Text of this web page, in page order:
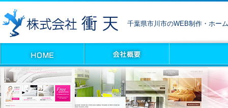
千葉県市川市のWEB制作・ホー